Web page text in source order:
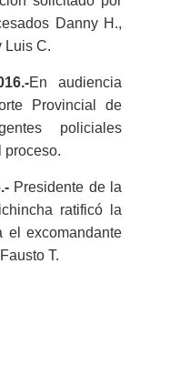
Danny H.,
Luis C.
En audiencia
Provincial de
policiales
proceso.
Presidente de la
ratificó la
el excomandante
T.